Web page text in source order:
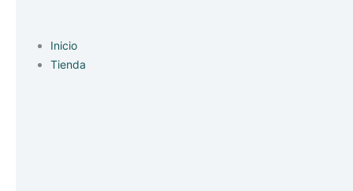
Inicio
Tienda